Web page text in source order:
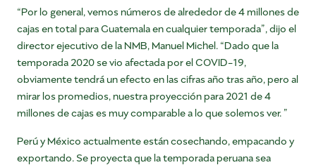
“Por lo general, vemos números de alrededor de 4 millones de
cajas en total para Guatemala en cualquier temporada”, dijo el
director ejecutivo de la NMB, Manuel Michel. “Dado que la
temporada 2020 se vio afectada por el COVID-19,
obviamente tendrá un efecto en las cifras año tras año, pero al
mirar los promedios, nuestra proyección para 2021 de 4
millones de cajas es muy comparable a lo que solemos ver. ”
Perú y México actualmente están cosechando, empacando y
exportando. Se proyecta que la temporada peruana sea